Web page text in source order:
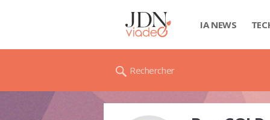
IA NEWS
Rechercher